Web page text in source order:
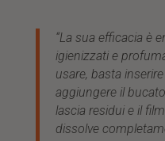
“La sua efficacia è
igienizzati e
usare, basta
aggiungere il
lascia residui e il
dissolve